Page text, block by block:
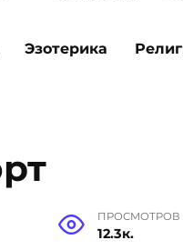
Эзотерика
ПРОСМОТРОВ
12.3к.